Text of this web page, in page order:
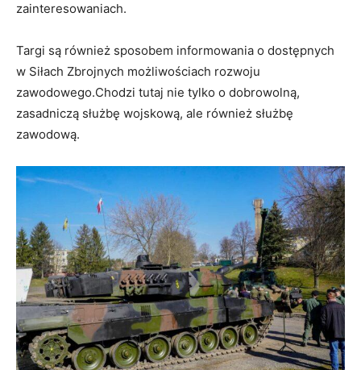
zainteresowaniach.
Targi są również sposobem informowania o dostępnych
w Siłach Zbrojnych możliwościach rozwoju
zawodowego.Chodzi tutaj nie tylko o dobrowolną,
zasadniczą służbę wojskową, ale również służbę
zawodową.